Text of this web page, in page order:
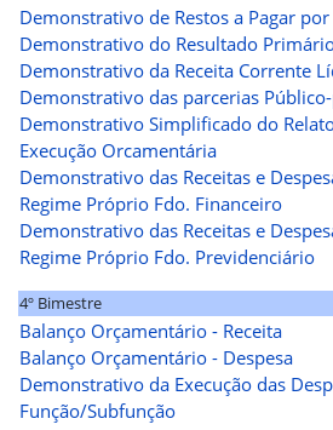
Demonstrativo de Restos a Pagar
Demonstrativo do Resultado
Demonstrativo da Receita Corrente
Demonstrativo das parcerias
Demonstrativo Simplificado do
Execução Orcamentária
Demonstrativo das Receitas e
Regime Próprio Fdo. Financeiro
Demonstrativo das Receitas e
Regime Próprio Fdo. Previdenciário
4º Bimestre
Balanço Orçamentário - Receita
Balanço Orçamentário - Despesa
Demonstrativo da Execução das
Função/Subfunção